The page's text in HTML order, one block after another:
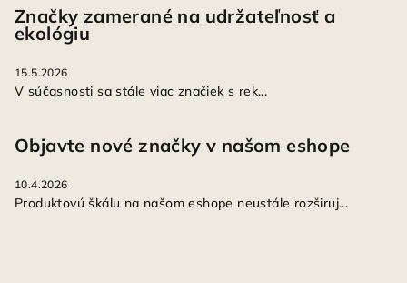
Značky zamerané na udržateľnosť a
ekológiu
15.5.2026
V súčasnosti sa stále viac značiek s rek...
Objavte nové značky v našom eshope
10.4.2026
Produktovú škálu na našom eshope neustále rozširuj...